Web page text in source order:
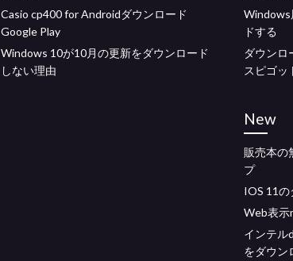
Casio cp400 for Androidダウンロード
Google Play
Windows 10が10月の更新をダウンロード
しない理由
Windows
ドする
ダウンロ
スピゴッ
New
販売本の
プ
IOS 11の
Web表示
インテル
をダウン